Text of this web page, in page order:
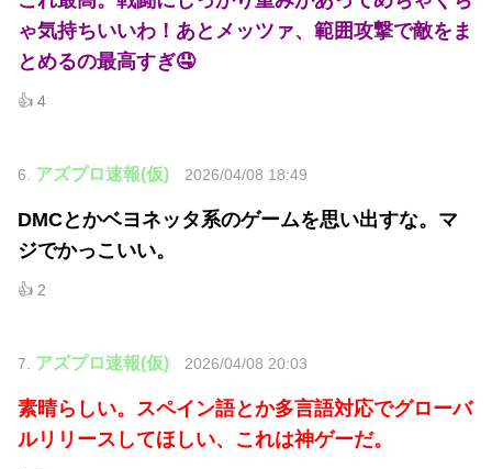
ゃ気持ちいいわ！あとメッツァ、範囲攻撃で敵をま
とめるの最高すぎ🤤
👍 4
6. アズプロ速報(仮) 2026/04/08 18:49
DMCとかベヨネッタ系のゲームを思い出すな。マ
ジでかっこいい。
👍 2
7. アズプロ速報(仮) 2026/04/08 20:03
素晴らしい。スペイン語とか多言語対応でグローバ
ルリリースしてほしい、これは神ゲーだ。